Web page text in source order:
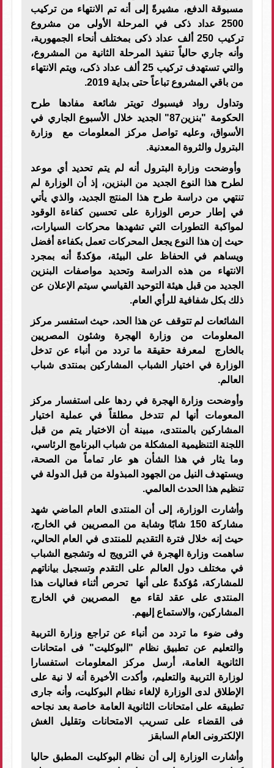
مسبوقة الدفع، مشيرةً إلى أنه تم الانتهاء من تركيب
2500 عداد ذكى في المرحلة الأولى من مشروع
تركيب 250 ألف عداد ذكى بمختلف أنحاء الجمهورية،
وأنه جاري حالياً تنفيذ المرحلة الثانية من المشروع،
والتي تستهدف تركيب 25 ألف عداد ذكى، ويتم الانتهاء
من باقي المشروع تباعاً حتى بداية 2019
.
وتداول رواد فيسبوك تويتر شائعة مفادها طرح
الحكومة "بنزين87" الجديد خلال الأسبوع الجاري في
الأسواق، وعليه تواصل مركز المعلومات مع وزارة
البترول والثروة المعدنية.
وأوضحت وزارة البترول أنه لم يتم تحديد أي موعد
لطرح هذا النوع الجديد من البنزين، إذ أن الوزارة لم
تنتهي من دراسة طرح هذا المنتج الجديد، والذي يأتي
في إطار حرص الوزارة على تحسين كفاءة الوقود
لمواكبة التطورات التي تشهدها محركات السيارات،
حيث إن هذا النوع يجعل المحركات تعمل بكفاءة أفضل
ويساهم في الحفاظ على البيئة، مؤكدةً أنه بمجرد
الانتهاء من هذه الدراسة وتحديد مواصفات البنزين
الجديد من قبل هيئة التوحيد القياسي سيتم الإعلان عن
ذلك بكل شفافية للرأي العام.
الشائعات لم تتوقف عن هذا الحد، حيث استفسر مركز
المعلومات من وزارة الهجرة وشئون المصريين
بالخارج لمعرفة حقيقة ما تردد من أنباء عن تدخل
الوزارة في اختيار الشباب المشاركين بمنتدى شباب
العالم.
وأوضحت وزارة الهجرة في ردها على استفسار مركز
المعومات أنها لم تتدخل مطلقاً في عملية اختيار
المشاركين بالمنتدى، مبينة أن الاختيار يتم من قبل
اللجنة التنظيمية المشكلة من شباب البرنامج الرئاسي،
وما يثار في هذا الشأن هو عار تماماً من الصحة،
ويستهدف النيل من الجهود المبذولة من قبل الدولة في
تنظيم هذا الحدث العالمي.
وأشارت الوزارة، إلى أن المنتدى العام الماضي شهد
مشاركة 150 شابًا وشابة من المصريين في الخارج،
حيث إنه خلال فترة التقديم للمنتدى في العام الحالي،
ساهمت وزارة الهجرة في الترويج له وتشجيع الشباب
في مختلف دول العالم على التقدم وتسجيل بياناتهم
للمشاركة، مُؤكدةً على أنها تحرص أثناء فعاليات هذا
المنتدى على عقد لقاء مع المصريين في الخارج
المشاركين، والاستماع إليهم.
وفى ضوء ما تردد من أنباء عن تراجع وزارة التربية
والتعليم عن تطبيق نظام "البوكليت" فى امتحانات
الثانوية العامة، أرسل مركز المعلومات استفسارا
لوزارة التربية والتعليم، وأكدت الأخيرة أنه لا نية على
الإطلاق لدى الوزارة لإلغاء نظام البوكليت، وأنه جارى
تطبيقه على امتحانات الثانوية العامة خاصة بعد نجاحه
فى القضاء على تسريب الامتحانات وتقليل الغش
الإلكترونى العام السابقز
وأشارت الوزارة إلى أن نظام البوكليت المطبق حاليا